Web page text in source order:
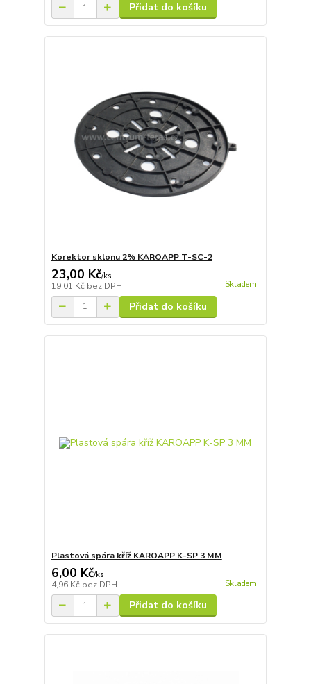
Přidat do košíku
Korektor sklonu 2% KAROAPP T-SC-2
23,00 Kč/ks
19,01 Kč bez DPH Skladem
Přidat do košíku
Plastová spára kříž KAROAPP K-SP 3 MM
6,00 Kč/ks
4,96 Kč bez DPH Skladem
Přidat do košíku